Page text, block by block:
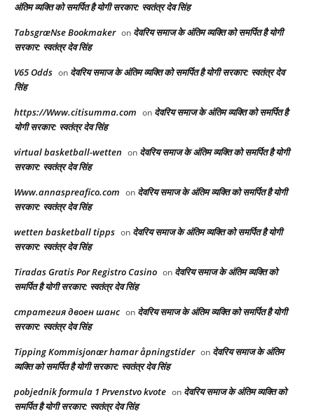
अंतिम व्यक्ति को समर्पित है योगी सरकार: स्वतंत्र देव सिंह
TabsgræNse Bookmaker on देवरिय समाज के अंतिम व्यक्ति को समर्पित है योगी
सरकार: स्वतंत्र देव सिंह
V65 Odds on देवरिय समाज के अंतिम व्यक्ति को समर्पित है योगी सरकार: स्वतंत्र देव
सिंह
https://Www.citisumma.com on देवरिय समाज के अंतिम व्यक्ति को समर्पित है
योगी सरकार: स्वतंत्र देव सिंह
virtual basketball-wetten on देवरिय समाज के अंतिम व्यक्ति को समर्पित है योगी
सरकार: स्वतंत्र देव सिंह
Www.annaspreafico.com on देवरिय समाज के अंतिम व्यक्ति को समर्पित है योगी
सरकार: स्वतंत्र देव सिंह
wetten basketball tipps on देवरिय समाज के अंतिम व्यक्ति को समर्पित है योगी
सरकार: स्वतंत्र देव सिंह
Tiradas Gratis Por Registro Casino on देवरिय समाज के अंतिम व्यक्ति को
समर्पित है योगी सरकार: स्वतंत्र देव सिंह
стратегия двоен шанс on देवरिय समाज के अंतिम व्यक्ति को समर्पित है योगी
सरकार: स्वतंत्र देव सिंह
Tipping Kommisjonær hamar åpningstider on देवरिय समाज के अंतिम
व्यक्ति को समर्पित है योगी सरकार: स्वतंत्र देव सिंह
pobjednik formula 1 Prvenstvo kvote on देवरिय समाज के अंतिम व्यक्ति को
समर्पित है योगी सरकार: स्वतंत्र देव सिंह